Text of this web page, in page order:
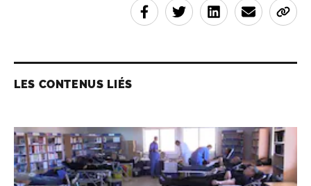
LES CONTENUS LIÉS